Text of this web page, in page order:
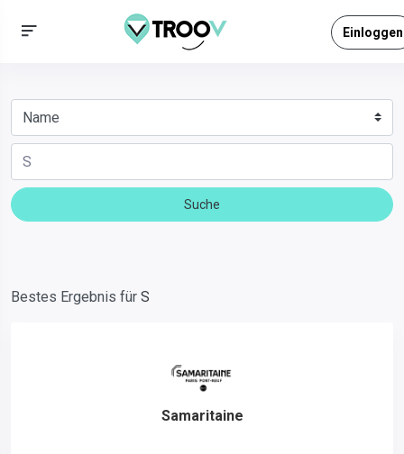
Einloggen
Suche
Bestes Ergebnis für S
Samaritaine